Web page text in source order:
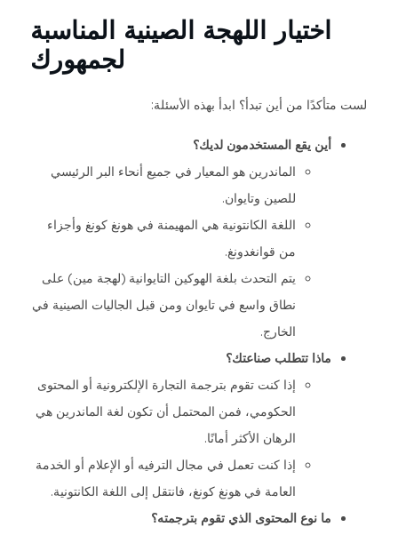
اختيار اللهجة الصينية المناسبة
لجمهورك
لست متأكدًا من أين تبدأ؟ ابدأ بهذه الأسئلة:
أين يقع المستخدمون لديك؟
الماندرين هو المعيار في جميع أنحاء البر الرئيسي
للصين وتايوان.
اللغة الكانتونية هي المهيمنة في هونغ كونغ وأجزاء
من قوانغدونغ.
يتم التحدث بلغة الهوكين التايوانية (لهجة مين) على
نطاق واسع في تايوان ومن قبل الجاليات الصينية في
الخارج.
ماذا تتطلب صناعتك؟
إذا كنت تقوم بترجمة التجارة الإلكترونية أو المحتوى
الحكومي، فمن المحتمل أن تكون لغة الماندرين هي
الرهان الأكثر أمانًا.
إذا كنت تعمل في مجال الترفيه أو الإعلام أو الخدمة
العامة في هونغ كونغ، فانتقل إلى اللغة الكانتونية.
ما نوع المحتوى الذي تقوم بترجمته؟